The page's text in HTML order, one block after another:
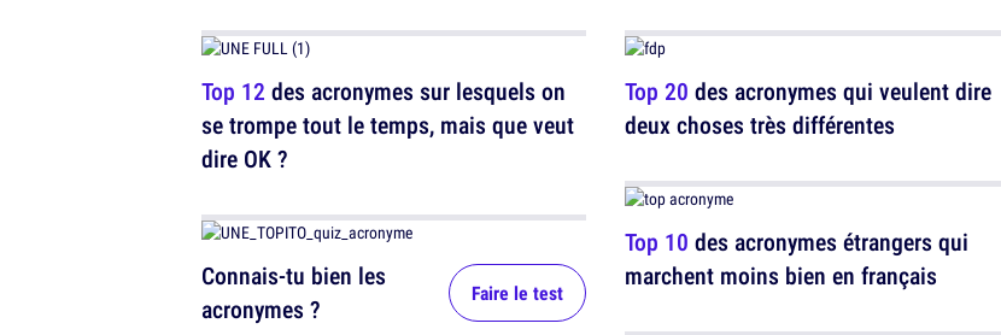
Top 12 des acronymes sur lesquels on
se trompe tout le temps, mais que veut
dire OK ?
Connais-tu bien les
acronymes ?
Faire le test
Top 20 des acronymes qui veulent dire
deux choses très différentes
Top 10 des acronymes étrangers qui
marchent moins bien en français